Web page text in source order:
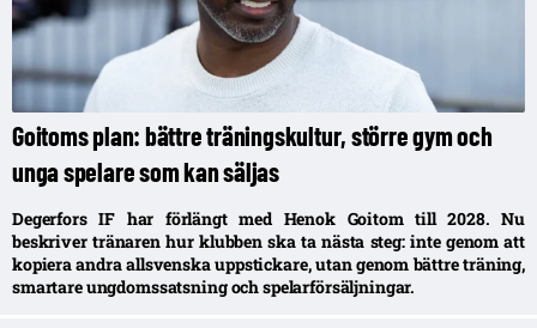
Goitoms plan: bättre träningskultur, större gym och
unga spelare som kan säljas
Degerfors IF har förlängt med Henok Goitom till 2028. Nu
beskriver tränaren hur klubben ska ta nästa steg: inte genom att
kopiera andra allsvenska uppstickare, utan genom bättre träning,
smartare ungdomssatsning och spelarförsäljningar.